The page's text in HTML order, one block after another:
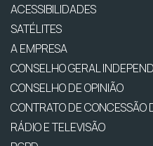
ACESSIBILIDADES
SATÉLITES
A EMPRESA
CONSELHO GERAL
CONSELHO DE OPINIÃO
CONTRATO DE CONCESSÃO
RÁDIO E TELEVISÃO